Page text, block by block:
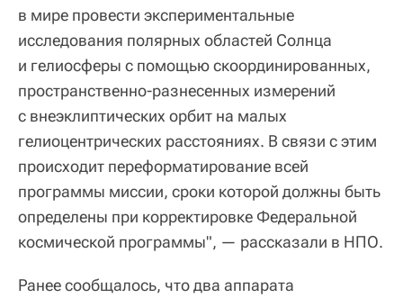
в мире провести экспериментальные
исследования полярных областей Солнца
и гелиосферы с помощью скоординированных,
пространственно-разнесенных измерений
с внеэклиптических орбит на малых
гелиоцентрических расстояниях. В связи с этим
происходит переформатирование всей
программы миссии, сроки которой должны быть
определены при корректировке Федеральной
космической программы", — рассказали в НПО.
Ранее сообщалось, что два аппарата